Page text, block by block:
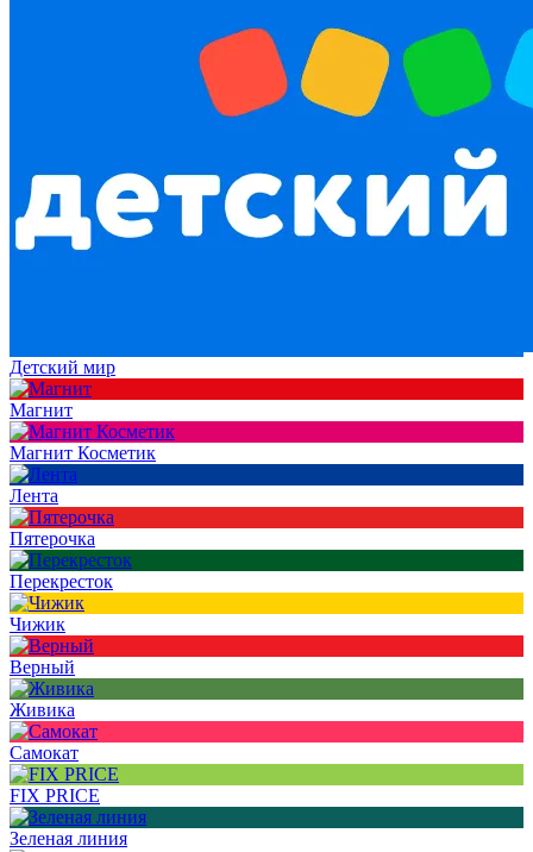
Детский мир
Магнит
Магнит Косметик
Лента
Пятерочка
Перекресток
Чижик
Верный
Живика
Самокат
FIX PRICE
Зеленая линия